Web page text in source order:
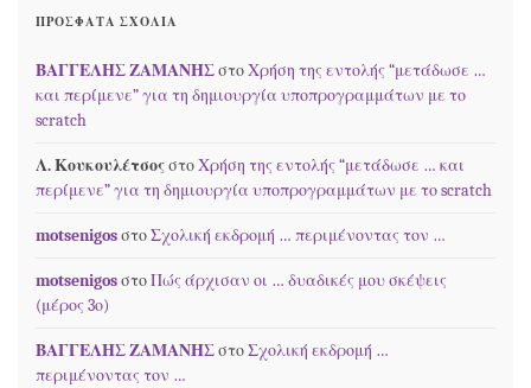
ΠΡΌΣΦΑΤΑ ΣΧΌΛΙΑ
ΒΑΓΓΕΛΗΣ ΖΑΜΑΝΗΣστοΧρήση της εντολής “μετάδωσε …
και περίμενε” για τη δημιουργία υποπρογραμμάτων με το
scratch
Λ. ΚουκουλέτσοςστοΧρήση της εντολής “μετάδωσε … και
περίμενε” για τη δημιουργία υποπρογραμμάτων με το scratch
motsenigosστοΣχολική εκδρομή … περιμένοντας τον …
motsenigosστοΠώς άρχισαν οι … δυαδικές μου σκέψεις
(μέρος 3ο)
ΒΑΓΓΕΛΗΣ ΖΑΜΑΝΗΣστοΣχολική εκδρομή …
περιμένοντας τον …